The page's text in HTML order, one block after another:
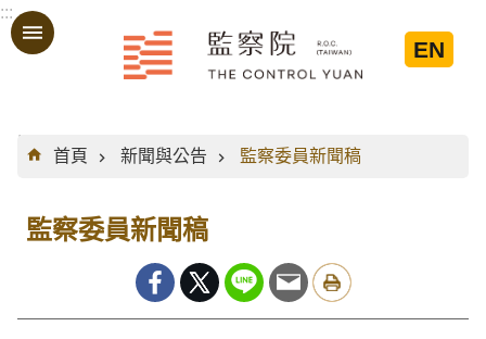
跳到主要內容區塊
:::
EN
:::
首頁
新聞與公告 監察委員新聞稿
監察委員新聞稿